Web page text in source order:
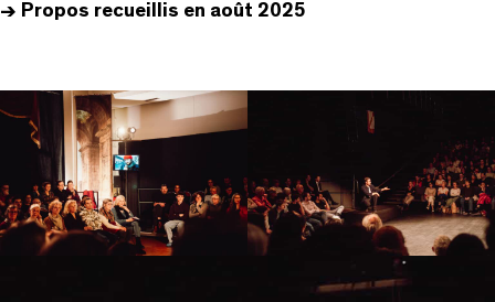
-> Propos recueillis en août 2025